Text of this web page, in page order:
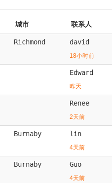
城市 联系人
Richmond david
18小时前
Edward
昨天
Renee
2天前
Burnaby lin
4天前
Burnaby Guo
4天前